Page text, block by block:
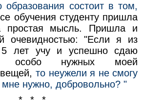
образования состоит в том,
обучения студенту пришла
простая мысль. Пришла и
очевидностью: "Если я из
лет учу и успешно сдаю
особо нужных моей
то неужели я не смогу
мне нужно, добровольно? "
* * *